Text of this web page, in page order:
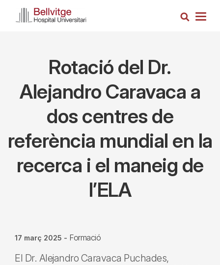
Cerca
Rotació del Dr.
Alejandro Caravaca a
dos centres de
referència mundial en la
recerca i el maneig de
l’ELA
17 març 2025 - Formació
El Dr. Alejandro Caravaca Puchades,